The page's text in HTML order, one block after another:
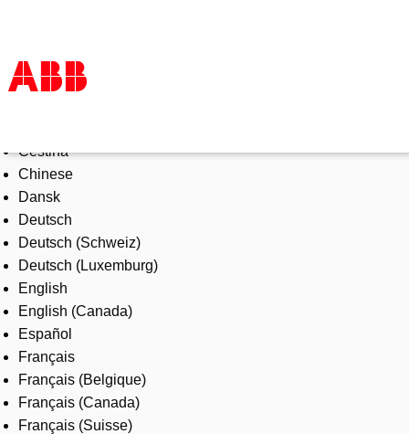
Products & Solutions
Industries
Services
About us
Where to buy
Contact us
Careers
Čeština
Chinese
Dansk
Deutsch
Deutsch (Schweiz)
Deutsch (Luxemburg)
English
English (Canada)
Español
Français
Français (Belgique)
Français (Canada)
Français (Suisse)